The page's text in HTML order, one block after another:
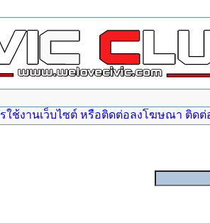
ช้งานเว็บไซต์ หรือติดต่อลงโฆษณา ติดต่